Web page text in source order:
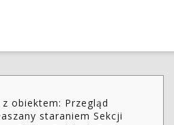
z obiektem: Przegląd
staraniem Sekcji